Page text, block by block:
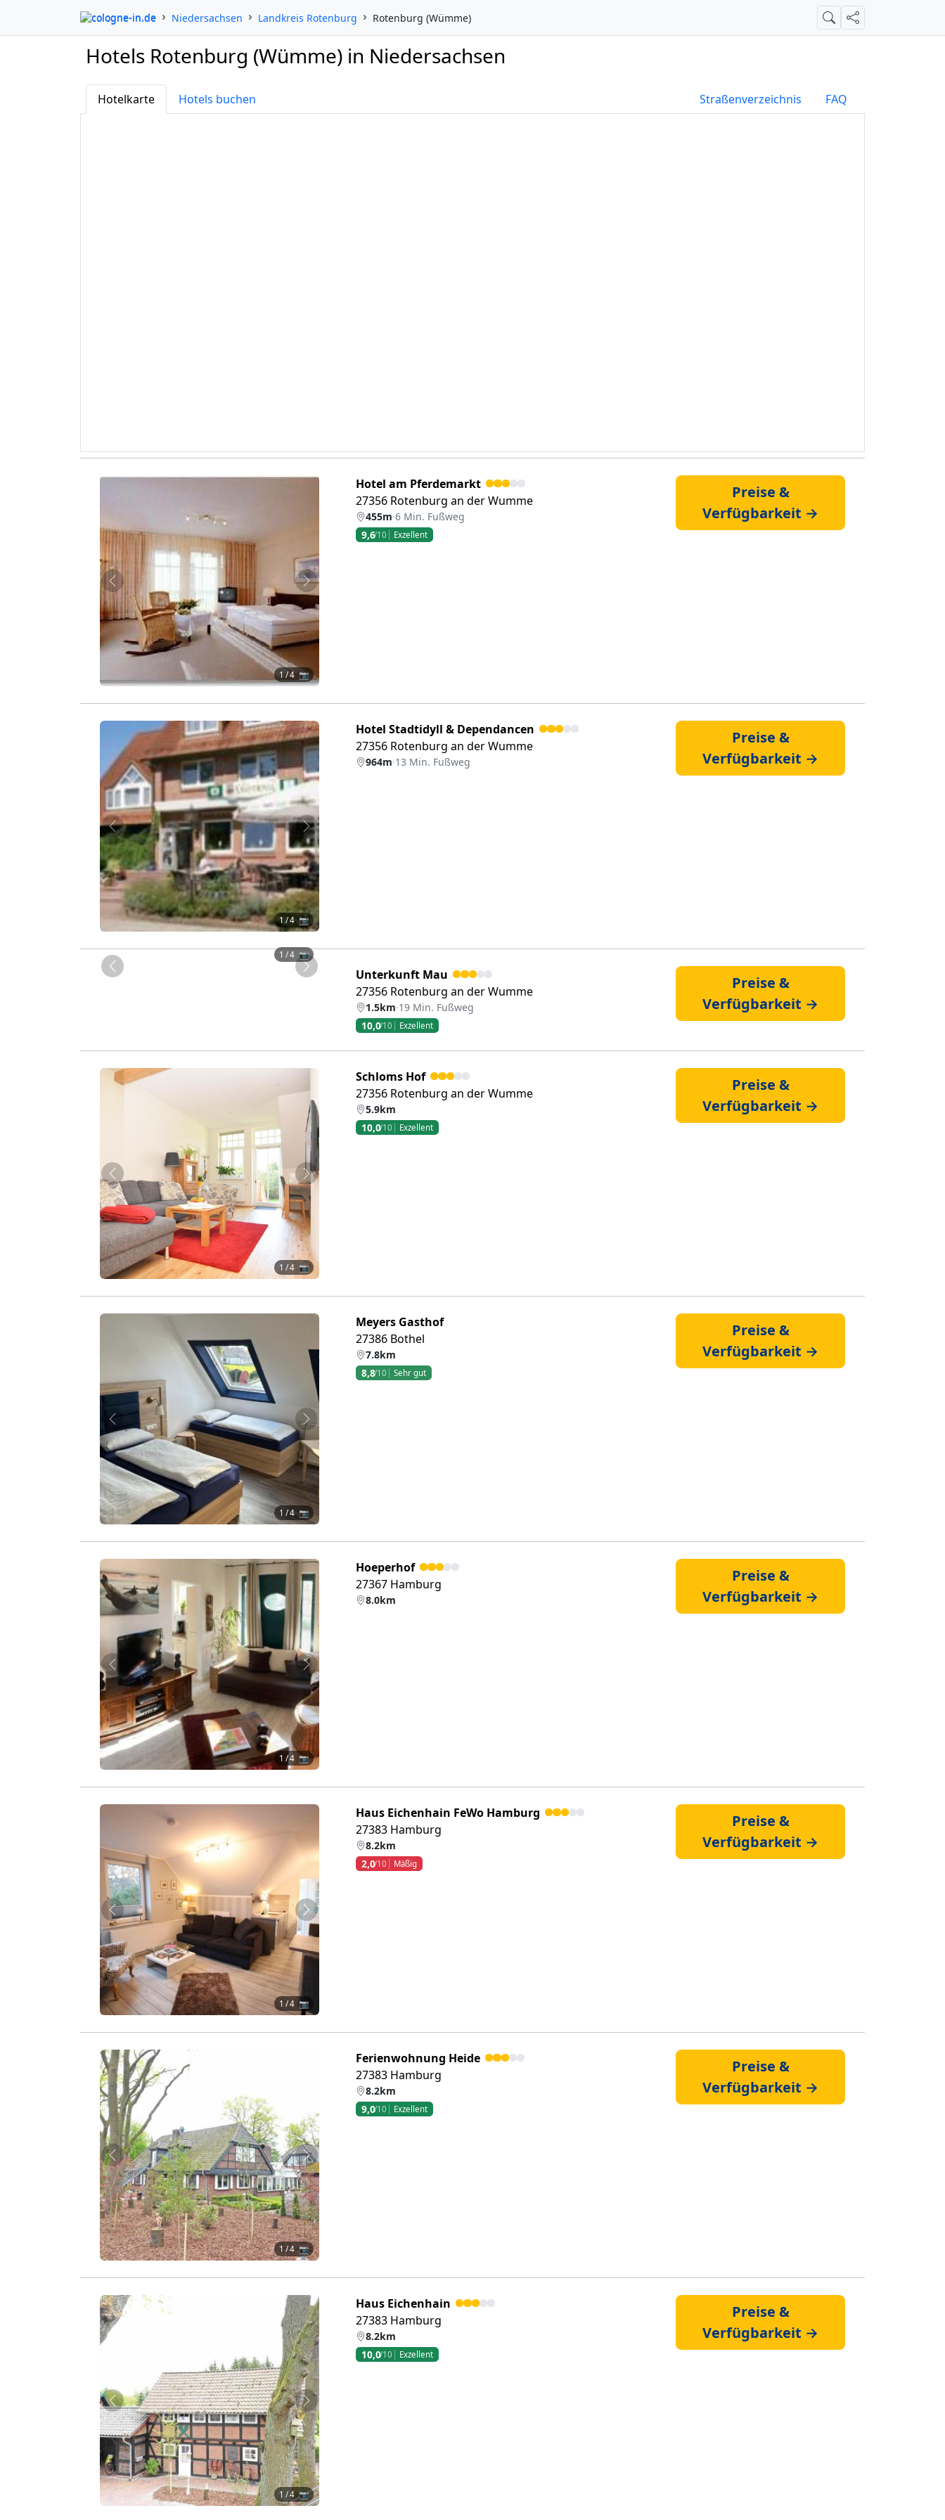
cologne-in.de Niedersachsen Landkreis Rotenburg Rotenburg (Wümme) SucheTeilen
Hotels Rotenburg (Wümme) in Niedersachsen
Hotelkarte Hotels buchen Straßenverzeichnis FAQ
Zurück Weiter
1/ 4 📷
Hotel am Pferdemarkt
27356 Rotenburg an der Wumme
455m·6 Min. Fußweg
9,6/10 Exzellent
Preise &
Verfügbarkeit →
Zurück Weiter
1 / 4 📷
Hotel Stadtidyll & Dependancen
27356 Rotenburg an der Wumme
964m·13 Min. Fußweg
Preise &
Verfügbarkeit →
Zurück Weiter
1 / 4 📷
Unterkunft Mau
27356 Rotenburg an der Wumme
1.5km·19 Min. Fußweg
10,0/10 Exzellent
Preise &
Verfügbarkeit →
Zurück Weiter
1 / 4 📷
Schloms Hof
27356 Rotenburg an der Wumme
5.9km
10,0/10 Exzellent
Preise &
Verfügbarkeit →
Zurück Weiter
1 / 4 📷
Meyers Gasthof
27386 Bothel
7.8km
8,8/10 Sehr gut
Preise &
Verfügbarkeit →
Zurück Weiter
1 / 4 📷
Hoeperhof
27367 Hamburg
8.0km
Preise &
Verfügbarkeit →
Zurück Weiter
1 / 4 📷
Haus Eichenhain FeWo Hamburg
27383 Hamburg
8.2km
2,0/10 Mäßig
Preise &
Verfügbarkeit →
Zurück Weiter
1/ 4 📷
Ferienwohnung Heide
27383 Hamburg
8.2km
9,0/10 Exzellent
Preise &
Verfügbarkeit →
Zurück Weiter
1/ 4 📷
Haus Eichenhain
27383 Hamburg
8.2km
10,0/10 Exzellent
Preise &
Verfügbarkeit →